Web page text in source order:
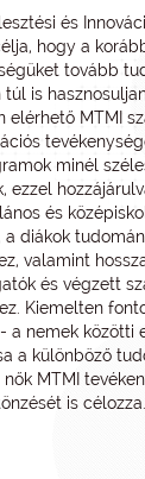
és
hogy a
tovább
is
elérhető MTMI
minél
ezzel
és
a diákok
valamint
és végzett
Kiemelten
a nemek közötti
a különböző
MTMI
is célozza.